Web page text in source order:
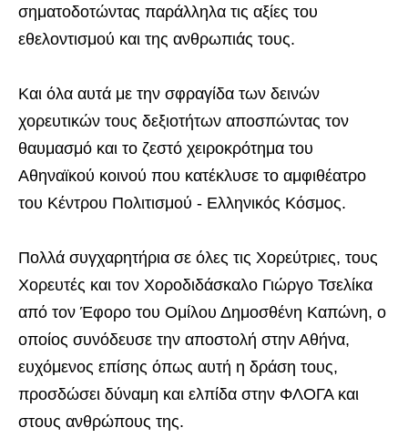
σηματοδοτώντας παράλληλα τις αξίες του
εθελοντισμού και της ανθρωπιάς τους.
Και όλα αυτά με την σφραγίδα των δεινών
χορευτικών τους δεξιοτήτων αποσπώντας τον
θαυμασμό και το ζεστό χειροκρότημα του
Αθηναϊκού κοινού που κατέκλυσε το αμφιθέατρο
του Κέντρου Πολιτισμού - Ελληνικός Κόσμος.
Πολλά συγχαρητήρια σε όλες τις Χορεύτριες, τους
Χορευτές και τον Χοροδιδάσκαλο Γιώργο Τσελίκα
από τον Έφορο του Ομίλου Δημοσθένη Καπώνη, ο
οποίος συνόδευσε την αποστολή στην Αθήνα,
ευχόμενος επίσης όπως αυτή η δράση τους,
προσδώσει δύναμη και ελπίδα στην ΦΛΟΓΑ και
στους ανθρώπους της.